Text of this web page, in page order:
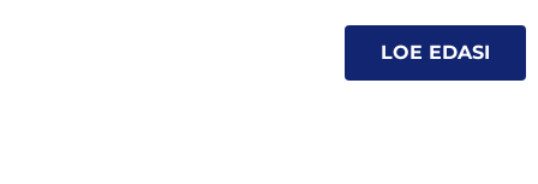
LOE EDASI